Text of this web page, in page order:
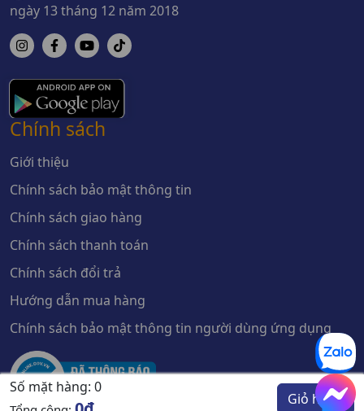
Số mặt hàng: 0
Giỏ hàng
ngày 13 tháng 12 năm 2018
Chính sách
Giới thiệu
Chính sách bảo mật thông tin
Chính sách giao hàng
Chính sách thanh toán
Chính sách đổi trả
Hướng dẫn mua hàng
Chính sách bảo mật thông tin người dùng ứng dụng